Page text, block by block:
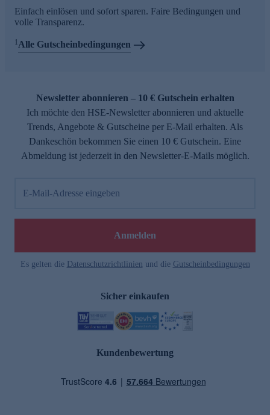
Einfach einlösen und sofort sparen. Faire Bedingungen und
volle Transparenz.
1Alle Gutscheinbedingungen
Newsletter abonnieren – 10 € Gutschein erhalten
Ich möchte den HSE-Newsletter abonnieren und aktuelle
Trends, Angebote & Gutscheine per E-Mail erhalten. Als
Dankeschön bekommen Sie einen 10 € Gutschein. Eine
Abmeldung ist jederzeit in den Newsletter-E-Mails möglich.
E-Mail-Adresse eingeben
Anmelden
Es gelten die Datenschutzrichtlinien und die Gutscheinbedingungen
Sicher einkaufen
Kundenbewertung